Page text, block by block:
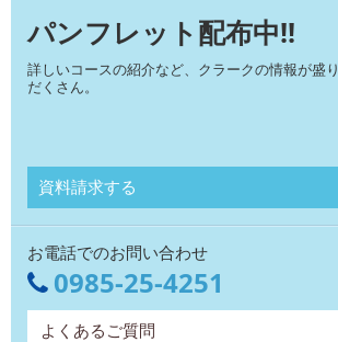
パンフレット配布中!!
詳しいコースの紹介など、クラークの情報が盛り
だくさん。
資料請求する
お電話でのお問い合わせ
0985-25-4251
よくあるご質問